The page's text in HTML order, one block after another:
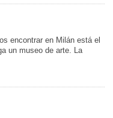
encontrar en Milán está el
un museo de arte. La